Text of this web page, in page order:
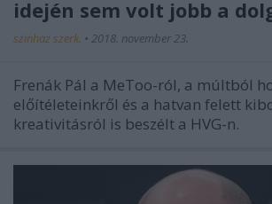
idején sem volt jobb a
szinhaz szerk. • 2018. november 23.
Frenák Pál a MeToo-ról, a múltból
előítéleteinkről és a hatvan felett
kreativitásról is beszélt a HVG-n.